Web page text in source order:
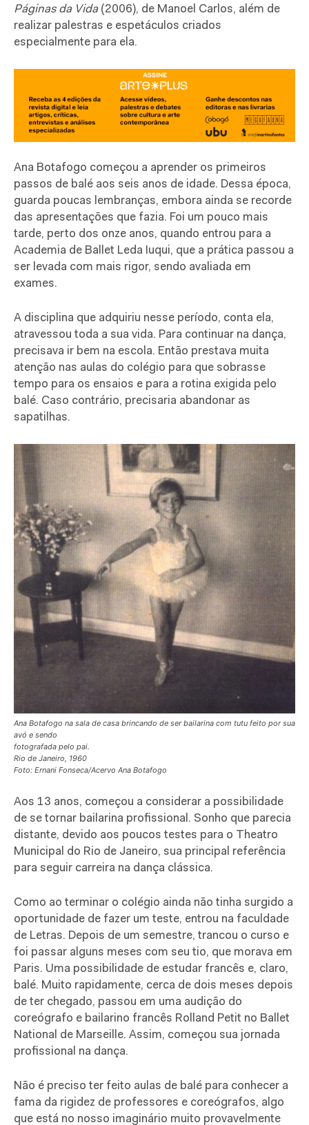
Páginas da Vida(2006), de Manoel Carlos, além de
realizar palestras e espetáculos criados
especialmente para ela.
Ana Botafogo começou a aprender os primeiros
passos de balé aos seis anos de idade. Dessa época,
guarda poucas lembranças, embora ainda se recorde
das apresentações que fazia. Foi um pouco mais
tarde, perto dos onze anos, quando entrou para a
Academia de Ballet Leda Iuqui, que a prática passou a
ser levada com mais rigor, sendo avaliada em
exames.
A disciplina que adquiriu nesse período, conta ela,
atravessou toda a sua vida. Para continuar na dança,
precisava ir bem na escola. Então prestava muita
atenção nas aulas do colégio para que sobrasse
tempo para os ensaios e para a rotina exigida pelo
balé. Caso contrário, precisaria abandonar as
sapatilhas.
Ana Botafogo na sala de casa brincando de ser bailarina com tutu feito por sua
avó e sendo
fotografada pelo pai.
Rio de Janeiro, 1960
Foto: Ernani Fonseca/Acervo Ana Botafogo
Aos 13 anos, começou a considerar a possibilidade
de se tornar bailarina profissional. Sonho que parecia
distante, devido aos poucos testes para o Theatro
Municipal do Rio de Janeiro, sua principal referência
para seguir carreira na dança clássica.
Como ao terminar o colégio ainda não tinha surgido a
oportunidade de fazer um teste, entrou na faculdade
de Letras. Depois de um semestre, trancou o curso e
foi passar alguns meses com seu tio, que morava em
Paris. Uma possibilidade de estudar francês e, claro,
balé. Muito rapidamente, cerca de dois meses depois
de ter chegado, passou em uma audição do
coreógrafo e bailarino francês Rolland Petit no Ballet
National de Marseille. Assim, começou sua jornada
profissional na dança.
Não é preciso ter feito aulas de balé para conhecer a
fama da rigidez de professores e coreógrafos, algo
que está no nosso imaginário muito provavelmente